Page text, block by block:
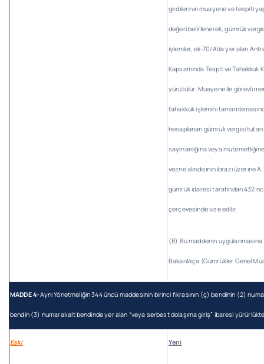
girdilerinin muayene ve tespiti
değeri belirlenerek, gümrük
işlemler, ek-70/A’da yer alan
Kapsamında Tespit ve Tahakkuk
yürütülür. Muayene ile görevli
tahakkuk işlemini
hesaplanan gümrük vergisi
saymanlığına veya mutemetliğine
vezne alındısının ibrazı üzerine
gümrük idaresi tarafından 432
çerçevesinde vize edilir.
(8) Bu maddenin
Bakanlıkça (Gümrükler Genel
MADDE 4-Aynı Yönetmeliğin 344 üncü maddesinin birinci fıkrasının (ç) bendinin (2)
bendin (3) numaralı alt bendinde yer alan “veya serbest dolaşıma giriş” ibaresi yürürlükten
Eski Yeni